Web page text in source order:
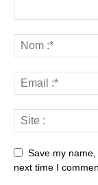
Save my
next time I